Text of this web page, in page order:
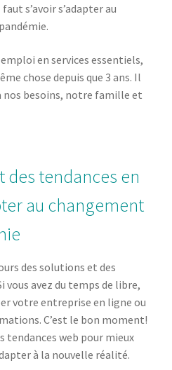
s’avoir s’adapter au
en services essentiels,
chose depuis que 3 ans. Il
nos besoins, notre famille et
des tendances en
au changement
des solutions et des
vous avez du temps de libre,
votre entreprise en ligne ou
C’est le bon moment!
tendances web pour mieux
à la nouvelle réalité.